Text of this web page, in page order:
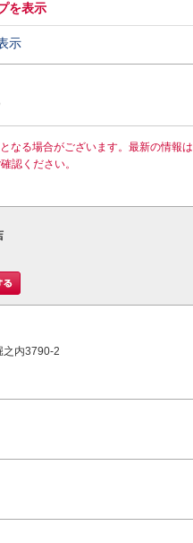
を表示
示
なる場合がございます。最新の情報は
認ください。
之内3790-2